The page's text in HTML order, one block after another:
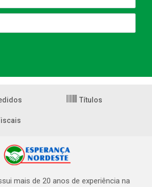
Títulos
mais de 20 anos de experiência na